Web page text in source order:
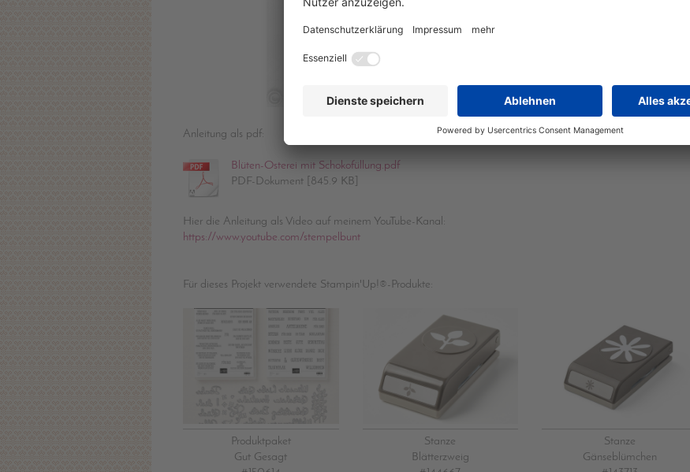
Anleitung als pdf:
Blüten-Osterei mit Schokofüllung.pdf
PDF-Dokument [845.9 KB]
Hier die Anleitung als Video auf meinem YouTube-Kanal:
https://www.youtube.com/stempelbunt
Für dieses Projekt verwendete Stampin'Up!®-Produkte:
Produktpaket
Gut Gesagt
Stanze
Blätterzweig
Stanze
Gänseblümchen